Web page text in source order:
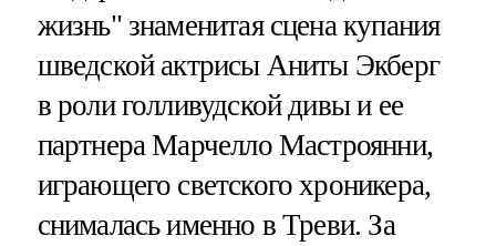
жизнь" знаменитая сцена купания
шведской актрисы Аниты Экберг
в роли голливудской дивы и ее
партнера Марчелло Мастроянни,
играющего светского хроникера,
снималась именно в Треви. За